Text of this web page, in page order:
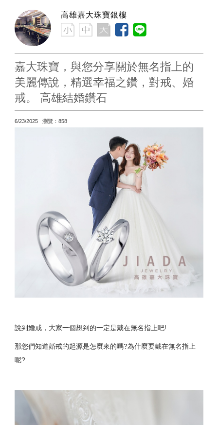
高雄嘉大珠寶銀樓
嘉大珠寶，與您分享關於無名指上的
美麗傳說，精選幸福之鑽，對戒、婚
戒。 高雄結婚鑽石​​​​​​​
6/23/2025 瀏覽：858
說到婚戒，大家一個想到的一定是戴在無名指上吧!
那您們知道婚戒的起源是怎麼來的嗎?為什麼要戴在無名指上
呢?